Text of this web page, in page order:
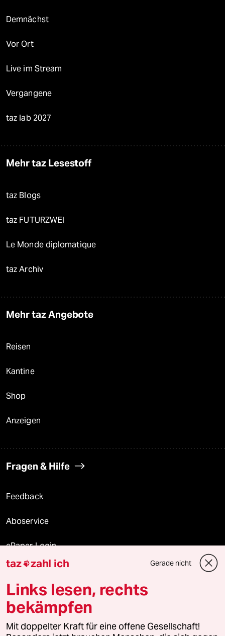
Demnächst
Vor Ort
Live im Stream
Vergangene
taz lab 2027
Mehr taz Lesestoff
taz Blogs
taz FUTURZWEI
Le Monde diplomatique
taz Archiv
Mehr taz Angebote
Reisen
Kantine
Shop
Anzeigen
Fragen & Hilfe
Feedback
Aboservice
ePaper Login
Downloads für Abonnierende
© 2026 taz Verlags und Vertriebs GmbH
Alle Rechte vorbehalten. Bei rechtlichen Fragen oder für Genehmigungen
wenden Sie sich bitte an lizenzen@taz.de
taz zahl ich Gerade nicht
Links lesen, rechts
bekämpfen
Mit doppelter Kraft für eine offene Gesellschaft!